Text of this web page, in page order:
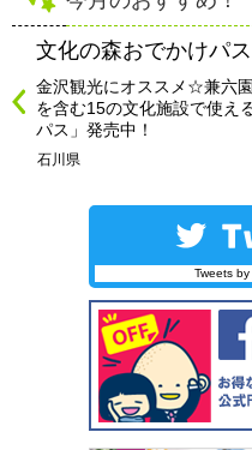
文化の森おでかけパス
金沢観光にオススメ☆兼六
を含む15の文化施設で使え
パス」発売中！
石川県
Tweets